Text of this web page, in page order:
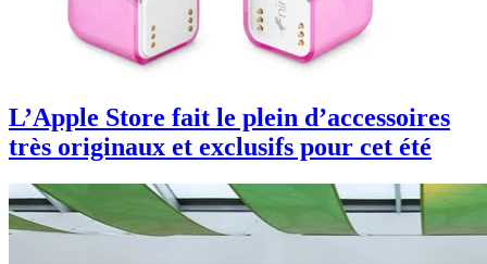
L’Apple Store fait le plein d’accessoires
très originaux et exclusifs pour cet été